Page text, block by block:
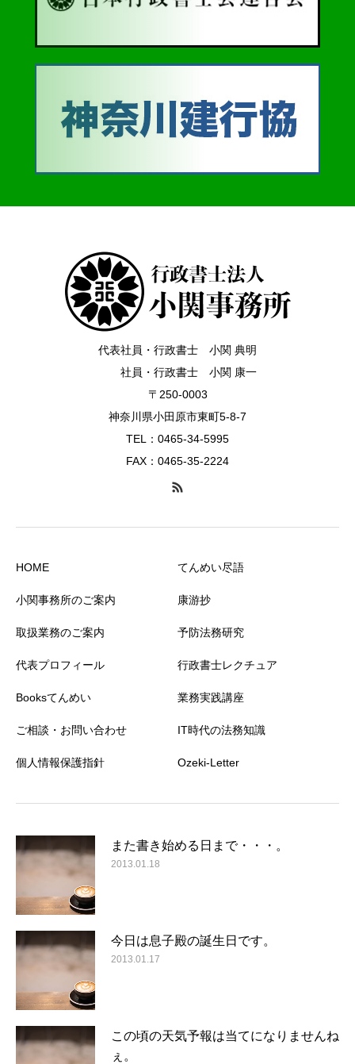
代表社員・行政書士 小関 典明
社員・行政書士 小関 康一
〒250-0003
神奈川県小田原市東町5-8-7
TEL：0465-34-5995
FAX：0465-35-2224
HOME
小関事務所のご案内
取扱業務のご案内
代表プロフィール
Booksてんめい
ご相談・お問い合わせ
個人情報保護指針
てんめい尽語
康游抄
予防法務研究
行政書士レクチュア
業務実践講座
IT時代の法務知識
Ozeki-Letter
また書き始める日まで・・・。
2013.01.18
今日は息子殿の誕生日です。
2013.01.17
この頃の天気予報は当てになりませんね
ぇ。